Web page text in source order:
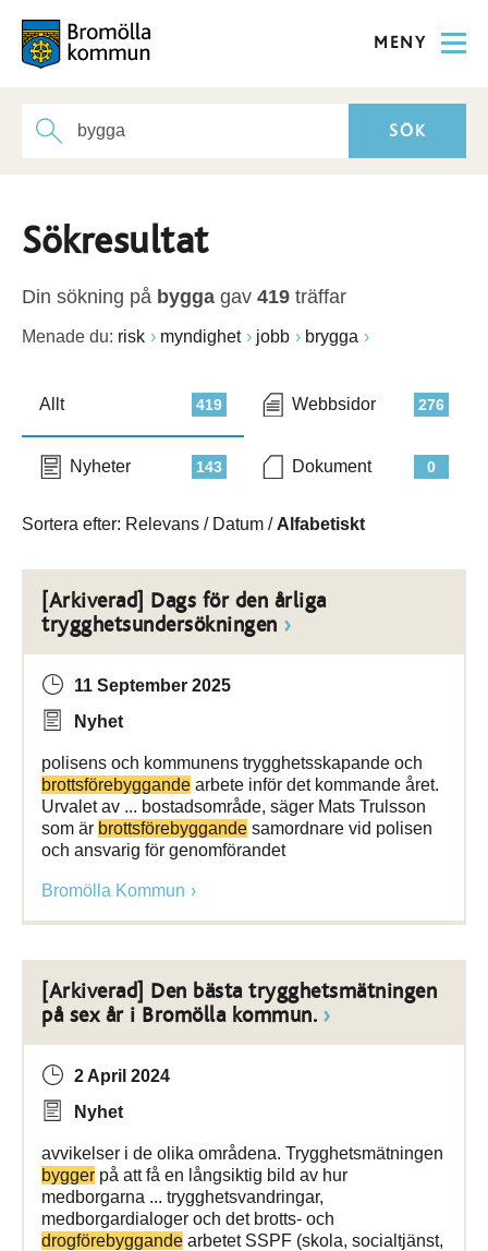
MENY
Sökresultat
Din sökning på bygga gav 419 träffar
Menade du: risk myndighet jobb brygga
419
Allt 276
Webbsidor
143
Nyheter 0
Dokument
Sortera efter: Relevans / Datum / Alfabetiskt
[Arkiverad] Dags för den årliga
trygghetsundersökningen
11 September 2025
Nyhet
polisens och kommunens trygghetsskapande och
brottsförebyggande arbete inför det kommande året.
Urvalet av ... bostadsområde, säger Mats Trulsson
som är brottsförebyggande samordnare vid polisen
och ansvarig för genomförandet
Bromölla Kommun
[Arkiverad] Den bästa trygghetsmätningen
på sex år i Bromölla kommun.
2 April 2024
Nyhet
avvikelser i de olika områdena. Trygghetsmätningen
bygger på att få en långsiktig bild av hur
medborgarna ... trygghetsvandringar,
medborgardialoger och det brotts- och
drogförebyggande arbetet SSPF (skola, socialtjänst,